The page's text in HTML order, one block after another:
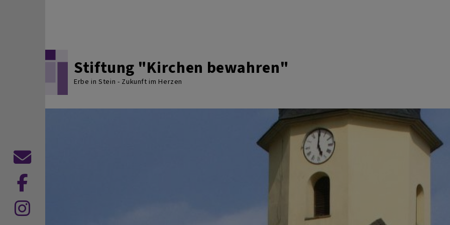
Stiftung "Kirchen bewahren"
Erbe in Stein - Zukunft im Herzen
Kontaktformular
Dekanat
Hof
auf
Dekanat